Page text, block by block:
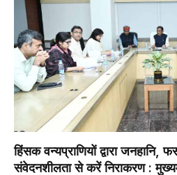
हिंसक वन्यप्राणियों द्वारा जनहानि,
संवेदनशीलता से करें निराकरण :